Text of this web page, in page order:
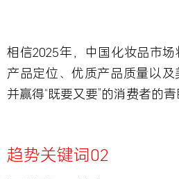
相信2025年，中国化妆品市
产品定位、优质产品质量以及
并赢得“既要又要”的消费者的
趋势关键词02